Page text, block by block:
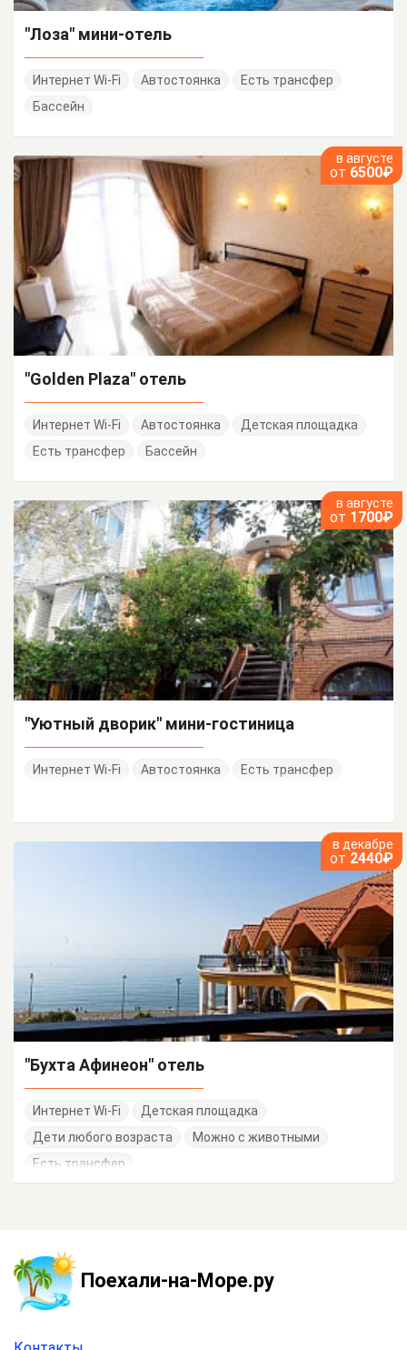
"Лоза" мини-отель
Интернет Wi-Fi Автостоянка
Есть трансфер
Бассейн
в августе
от 6500₽
"Golden Plaza" отель
Интернет Wi-Fi Автостоянка
Детская площадка
Есть трансфер
Бассейн
в августе
от 1700₽
"Уютный дворик" мини-гостиница
Интернет Wi-Fi Автостоянка Есть трансфер
в декабре
от 2440₽
"Бухта Афинеон" отель
Интернет Wi-Fi
Детская площадка
Дети любого возраста
Можно с животными
Есть трансфер
Поехали-на-Море.ру